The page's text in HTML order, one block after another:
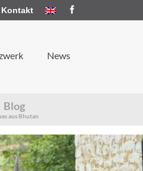
Kontakt
News
Blog
aus Bhutan